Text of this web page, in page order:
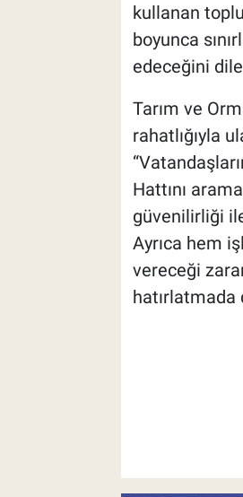
kullanan
boyunca
edeceğini
Tarım ve
rahatlığıyla
Hattını
güvenilirliği
Ayrıca hem
vereceği